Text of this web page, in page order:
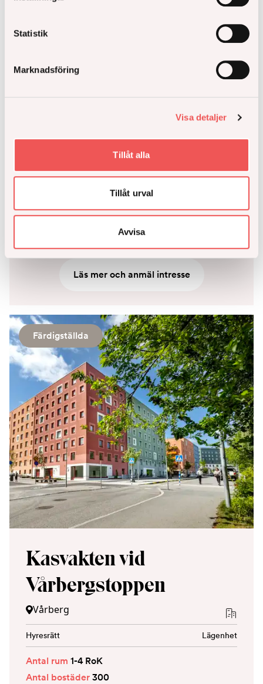
Statistik
Marknadsföring
Visa detaljer
Tillåt alla
Tillåt urval
Avvisa
Djurgårdsstaden
Antal hyresrätter120 st
Svanenmärkt
Läs mer och anmäl intresse
Färdigställda
Kasvakten vid
Vårbergstoppen
Vårberg
Hyresrätt Lägenhet
Antal rum 1-4 RoK
Antal bostäder300